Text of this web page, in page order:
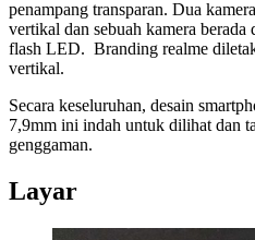
penampang transparan. Dua
vertikal dan sebuah kamera
flash LED. Branding realme
vertikal.
Secara keseluruhan, desain
7,9mm ini indah untuk dilihat dan
genggaman.
Layar